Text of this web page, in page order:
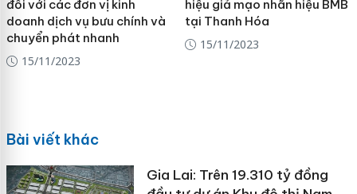
đối với các đơn vị kinh
doanh dịch vụ bưu chính và
chuyển phát nhanh
15/11/2023
hiệu giả mạo nhãn hiệu BMB
tại Thanh Hóa
15/11/2023
Bài viết khác
Gia Lai: Trên 19.310 tỷ đồng